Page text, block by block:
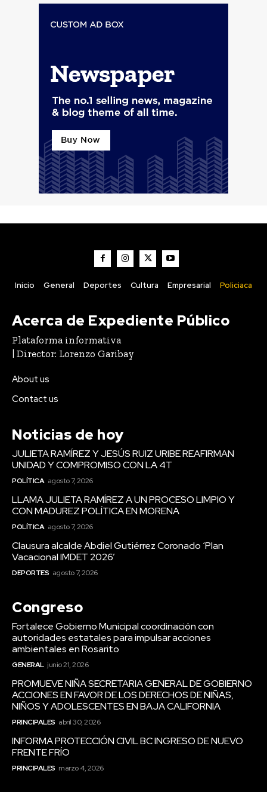
Inicio General Deportes Cultura Empresarial Policiaca
Acerca de Expediente Público
Plataforma informativa
| Director: Lorenzo Garibay
About us
Contact us
Noticias de hoy
JULIETA RAMÍREZ Y JESÚS RUIZ URIBE REAFIRMAN
UNIDAD Y COMPROMISO CON LA 4T
POLÍTICA agosto 7, 2026
LLAMA JULIETA RAMÍREZ A UN PROCESO LIMPIO Y
CON MADUREZ POLÍTICA EN MORENA
POLÍTICA agosto 7, 2026
Clausura alcalde Abdiel Gutiérrez Coronado ‘Plan
Vacacional IMDET 2026’
DEPORTES agosto 7, 2026
Congreso
Fortalece Gobierno Municipal coordinación con
autoridades estatales para impulsar acciones
ambientales en Rosarito
GENERAL junio 21, 2026
PROMUEVE NIÑA SECRETARIA GENERAL DE GOBIERNO
ACCIONES EN FAVOR DE LOS DERECHOS DE NIÑAS,
NIÑOS Y ADOLESCENTES EN BAJA CALIFORNIA
PRINCIPALES abril 30, 2026
INFORMA PROTECCIÓN CIVIL BC INGRESO DE NUEVO
FRENTE FRÍO
PRINCIPALES marzo 4, 2026